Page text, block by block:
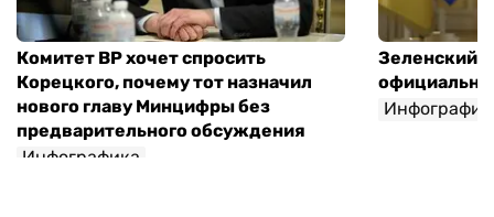
Комитет ВР хочет спросить
Корецкого, почему тот назначил
нового главу Минцифры без
предварительного обсуждения
Инфографика
Зеленский